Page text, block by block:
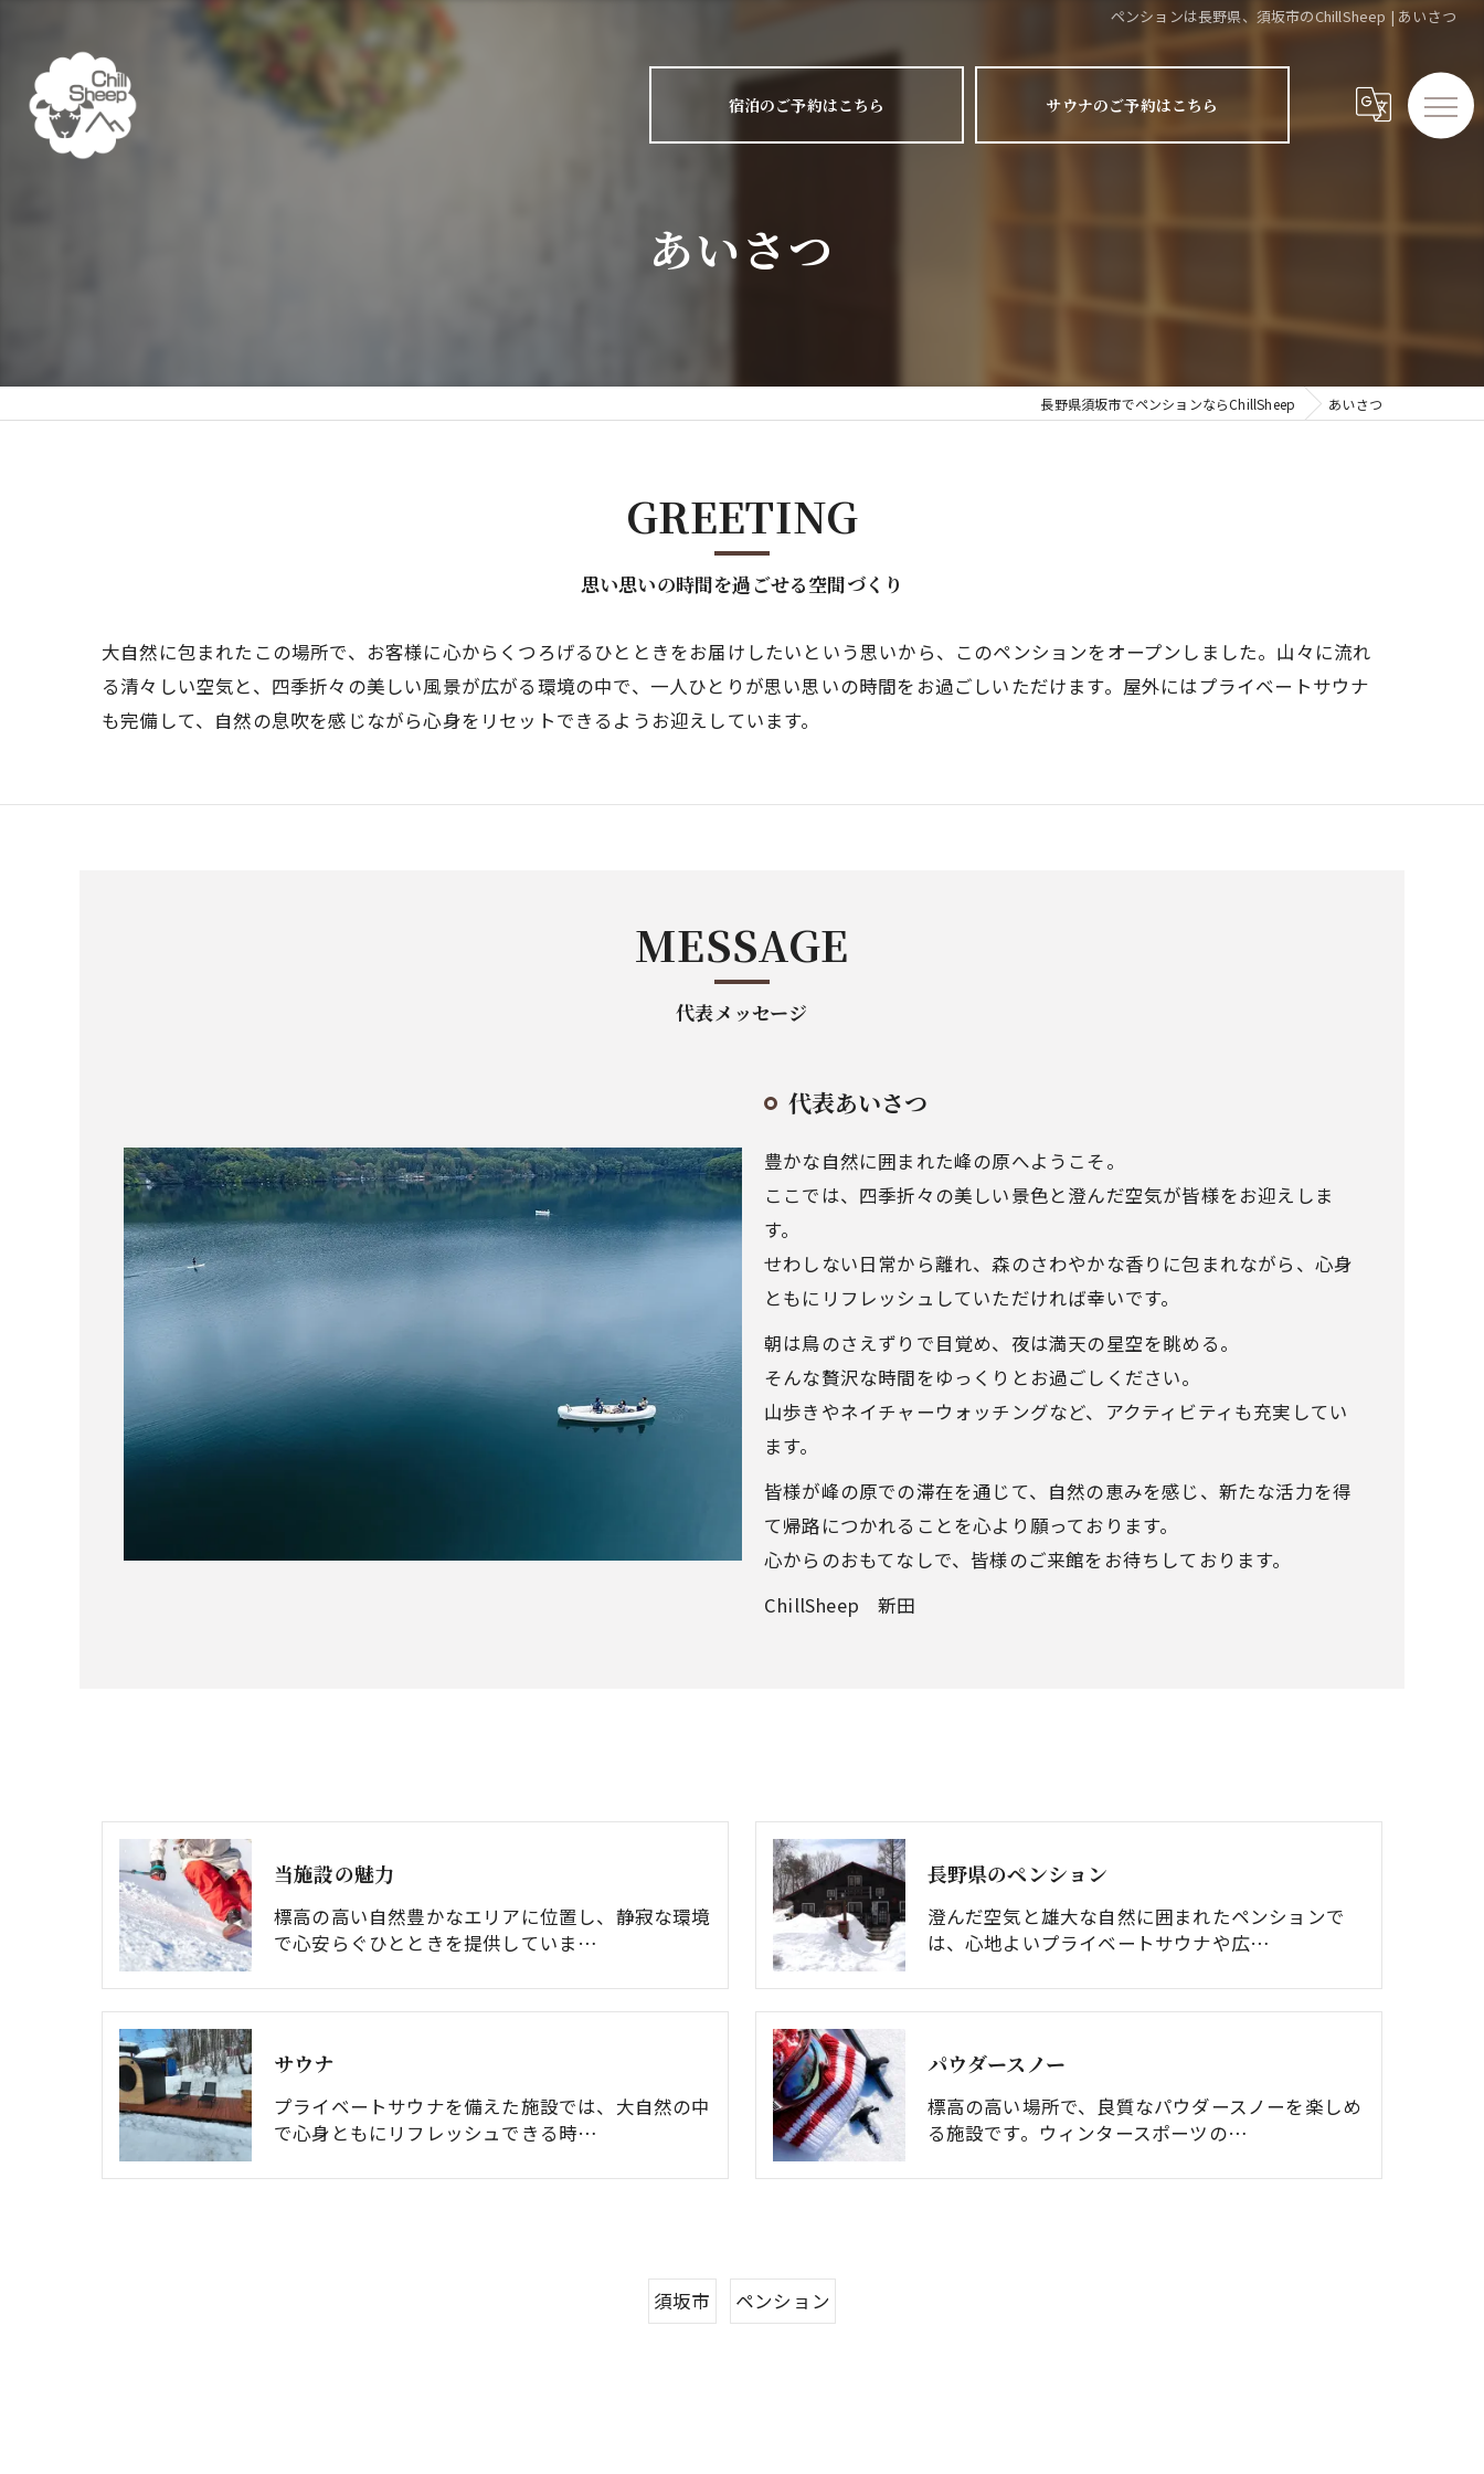
ペンションは長野県、須坂市のChillSheep | あいさつ
宿泊のご予約はこちら サウナのご予約はこちら
あいさつ
長野県須坂市でペンションならChillSheep あいさつ
思い思いの時間を過ごせる空間づくり
GREETING
大自然に包まれたこの場所で、お客様に心からくつろげるひとときをお届けしたいという思いから、このペンションをオープンしました。山々に流れ
る清々しい空気と、四季折々の美しい風景が広がる環境の中で、一人ひとりが思い思いの時間をお過ごしいただけます。屋外にはプライベートサウナ
も完備して、自然の息吹を感じながら心身をリセットできるようお迎えしています。
代表メッセージ
MESSAGE
代表あいさつ
豊かな自然に囲まれた峰の原へようこそ。
ここでは、四季折々の美しい景色と澄んだ空気が皆様をお迎えしま
す。
せわしない日常から離れ、森のさわやかな香りに包まれながら、心身
ともにリフレッシュしていただければ幸いです。
朝は鳥のさえずりで目覚め、夜は満天の星空を眺める。
そんな贅沢な時間をゆっくりとお過ごしください。
山歩きやネイチャーウォッチングなど、アクティビティも充実してい
ます。
皆様が峰の原での滞在を通じて、自然の恵みを感じ、新たな活力を得
て帰路につかれることを心より願っております。
心からのおもてなしで、皆様のご来館をお待ちしております。
ChillSheep 新田
当施設の魅力
標高の高い自然豊かなエリアに位置し、静寂な環境
で心安らぐひとときを提供していま…
長野県のペンション
澄んだ空気と雄大な自然に囲まれたペンションで
は、心地よいプライベートサウナや広…
サウナ
プライベートサウナを備えた施設では、大自然の中
で心身ともにリフレッシュできる時…
パウダースノー
標高の高い場所で、良質なパウダースノーを楽しめ
る施設です。ウィンタースポーツの…
須坂市 ペンション